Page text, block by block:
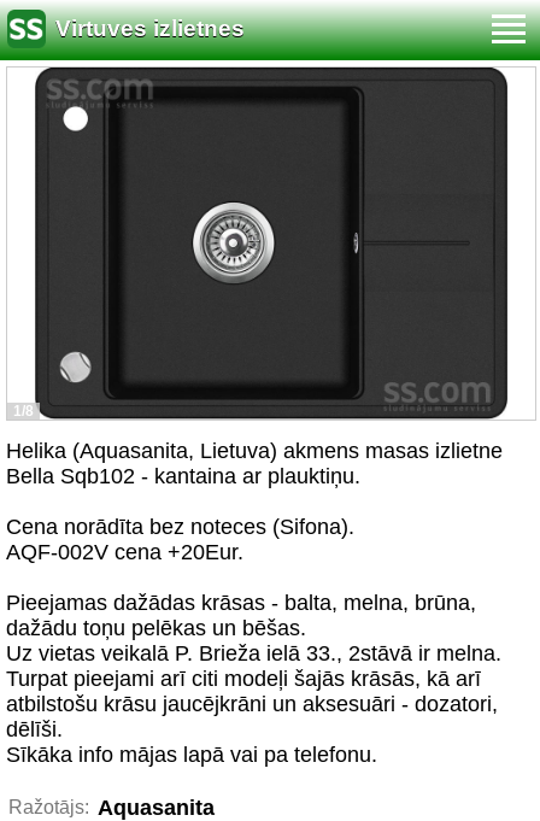
Virtuves izlietnes
1/8
Helika (Aquasanita, Lietuva) akmens masas izlietne
Bella Sqb102 - kantaina ar plauktiņu.
Cena norādīta bez noteces (Sifona).
AQF-002V cena +20Eur.
Pieejamas dažādas krāsas - balta, melna, brūna,
dažādu toņu pelēkas un bēšas.
Uz vietas veikalā P. Brieža ielā 33., 2stāvā ir melna.
Turpat pieejami arī citi modeļi šajās krāsās, kā arī
atbilstošu krāsu jaucējkrāni un aksesuāri - dozatori,
dēlīši.
Sīkāka info mājas lapā vai pa telefonu.
Ražotājs: Aquasanita